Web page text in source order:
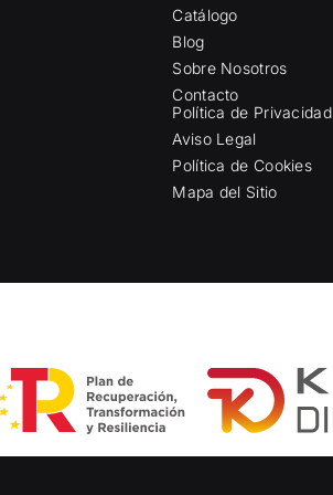
Catálogo
Blog
Sobre Nosotros
Contacto
Política de Privacidad
Aviso Legal
Política de Cookies
Mapa del Sitio